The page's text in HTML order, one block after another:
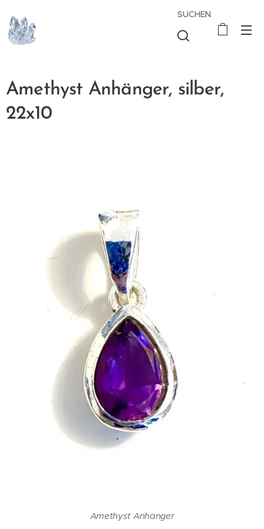
SUCHEN
Amethyst Anhänger, silber,
22x10
Amethyst Anhänger